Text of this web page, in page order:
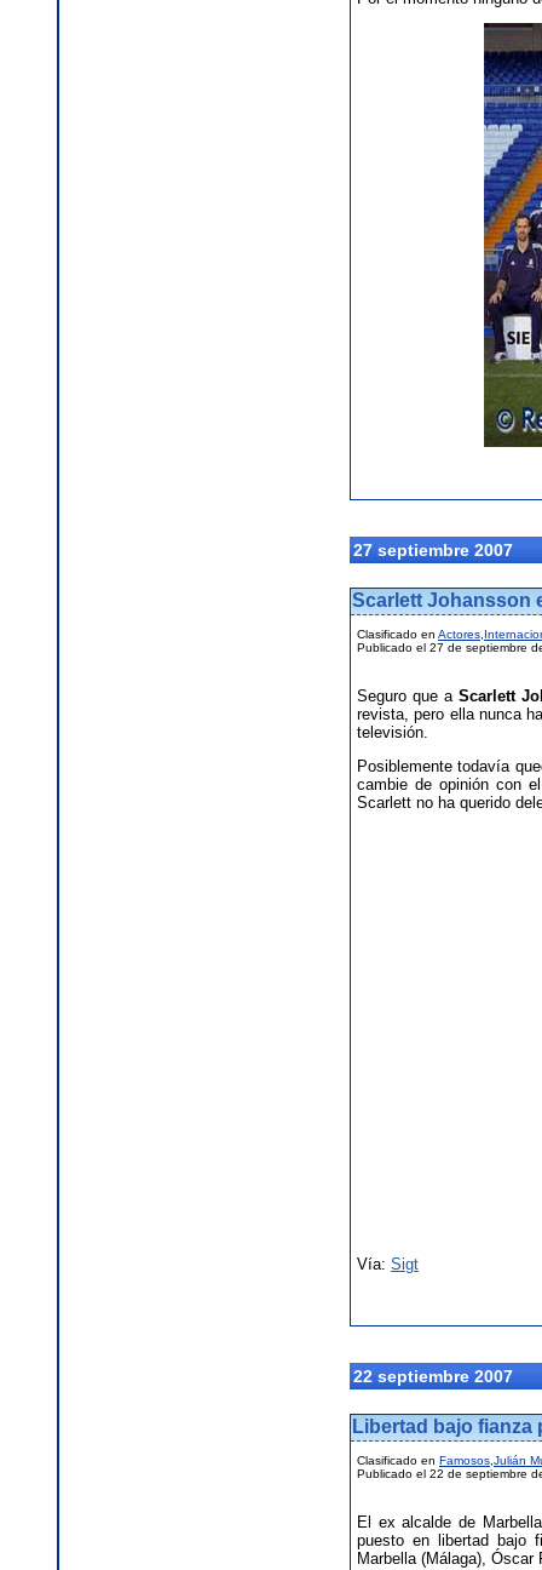
27 septiembre 2007
Scarlett Johansson
Clasificado en Actores
Publicado el 27 de septiembre
Seguro que a Scarlett
revista, pero ella nunca
televisión.
Posiblemente todavía
cambie de opinión con
Scarlett no ha querido
Vía: Sigt
22 septiembre 2007
Libertad bajo fianza
Clasificado en Famosos Julián
Publicado el 22 de septiembre
El ex alcalde de
puesto en libertad bajo
Marbella (Málaga), Óscar